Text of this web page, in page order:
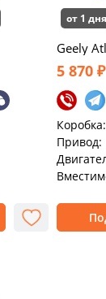
от 1 дня
Geely
5 870 ₽
Коробка:
Привод: